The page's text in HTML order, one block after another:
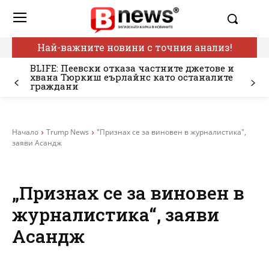
Най-важните новини с точния анализ!
BLIFE: Пеевски отказа частните джетове и
хвана Тюркиш еърлайнс като останалите
граждани
Начало Trump News
"Признах се за виновен в журналистика",
заяви Асандж
„Признах се за виновен в
журналистика“, заяви
Асандж